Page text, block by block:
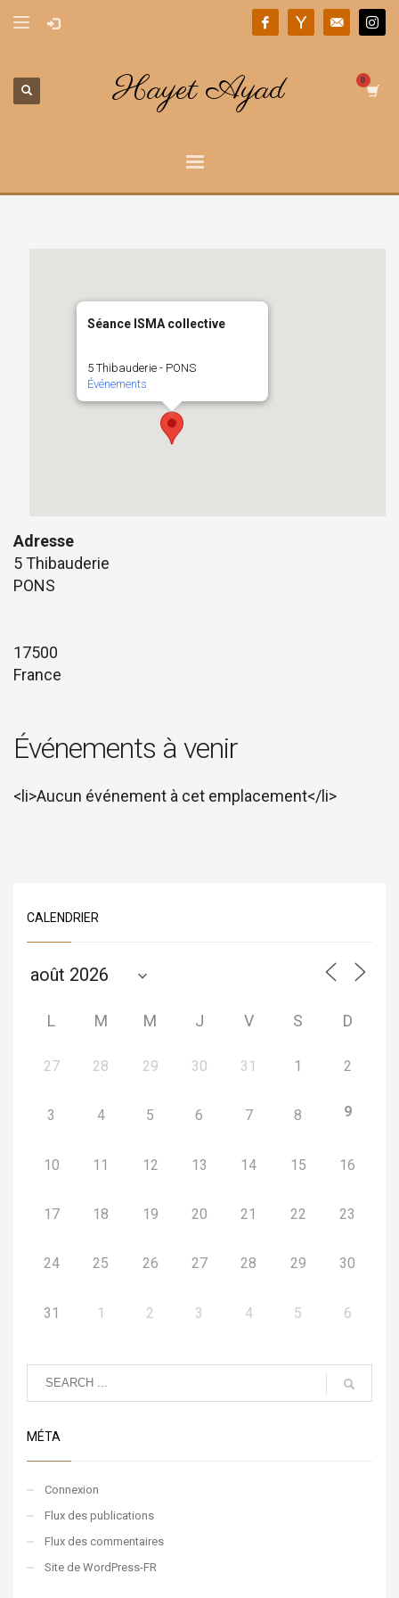
Hayet Ayad
Séance ISMA collective
5 Thibauderie - PONS
Événements
Adresse
5 Thibauderie
PONS
17500
France
Événements à venir
<li>Aucun événement à cet emplacement</li>
CALENDRIER
L M M J V S D
27 28 29 30 31 1 2
3 4 5 6 7 8 9
10 11 12 13 14 15 16
17 18 19 20 21 22 23
24 25 26 27 28 29 30
31 1 2 3 4 5 6
MÉTA
Connexion
Flux des publications
Flux des commentaires
Site de WordPress-FR